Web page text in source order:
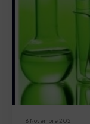
8 Novembre 2021